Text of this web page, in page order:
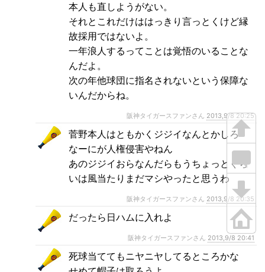
本人も直しようがない。
それとこれだけははっきり言っとくけど縁
故採用ではないよ。
一年浪人するってことは覚悟のいることな
んだよ。
次の年他球団に指名されないという保障な
いんだからね。
阪神タイガースファンさん 2013,9/8 20:25
菅野本人はともかくジジイなんとかしろ
なーにが人権侵害やねん
あのジジイおらなんだらもうちょっとぐら
いは風当たりまだマシやったと思うわ
阪神タイガースファンさん 2013,9/8 20:35
だったら日ハムに入れよ
阪神タイガースファンさん 2013,9/8 20:41
死球当ててもニヤニヤしてるところかな